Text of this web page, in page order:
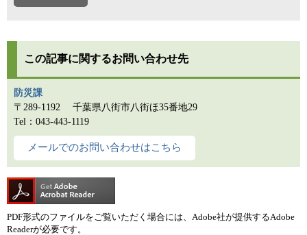
この記事に関するお問い合わせ先
防災課
〒289-1192
千葉県八街市八街ほ35番地29
Tel：043-443-1119
メールでのお問い合わせはこちら
PDF形式のファイルをご覧いただく場合には、Adobe社が提供するAdobe
Readerが必要です。